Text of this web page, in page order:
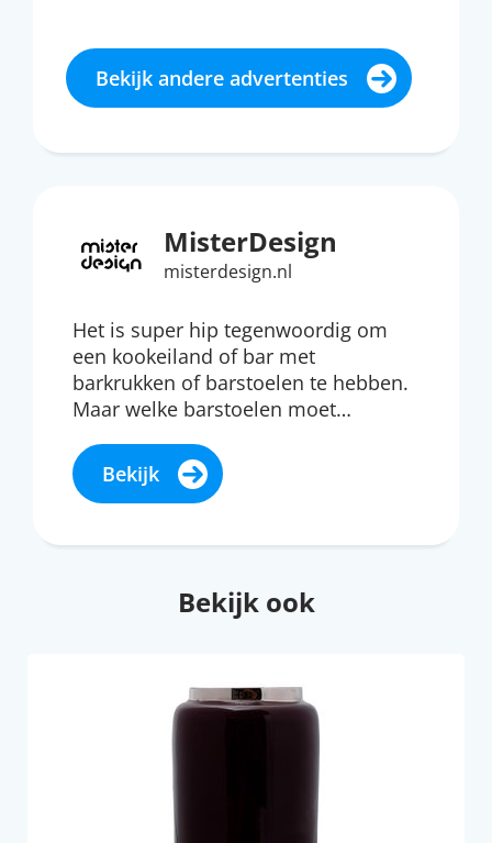
Bekijk andere advertenties
MisterDesign
misterdesign.nl
Het is super hip tegenwoordig om
een kookeiland of bar met
barkrukken of barstoelen te hebben.
Maar welke barstoelen moet…
Bekijk
Bekijk ook